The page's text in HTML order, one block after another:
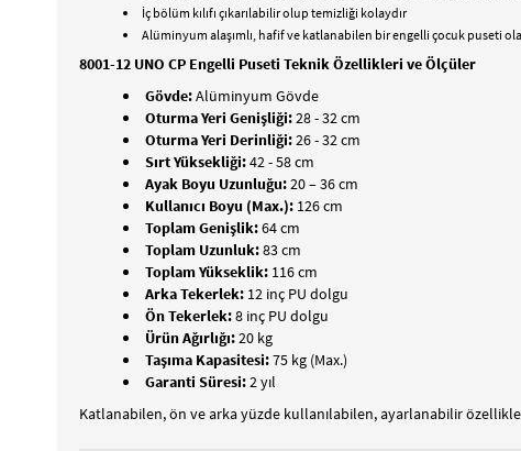
İç bölüm kılıfı çıkarılabilir olup temizliği kolaydır
Alüminyum alaşımlı, hafif ve katlanabilen bir engelli çocuk puseti
8001-12 UNO CP Engelli Puseti Teknik Özellikleri ve Ölçüler
Gövde:Alüminyum Gövde
Oturma Yeri Genişliği:28 - 32 cm
Oturma Yeri Derinliği:26 - 32 cm
Sırt Yüksekliği:42 - 58 cm
Ayak Boyu Uzunluğu:20 – 36 cm
Kullanıcı Boyu (Max.): 126 cm
Toplam Genişlik:64 cm
Toplam Uzunluk:83 cm
Toplam Yükseklik: 116 cm
Arka Tekerlek: 12 inç PU dolgu
Ön Tekerlek:8 inç PU dolgu
Ürün Ağırlığı:20 kg
Taşıma Kapasitesi:75 kg (Max.)
Garanti Süresi:2 yıl
Katlanabilen, ön ve arka yüzde kullanılabilen, ayarlanabilir